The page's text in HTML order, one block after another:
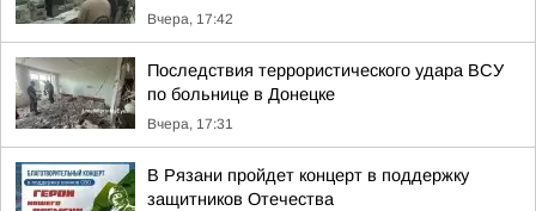
Вчера, 17:42
Последствия террористического удара ВСУ
по больнице в Донецке
Вчера, 17:31
В Рязани пройдет концерт в поддержку
защитников Отечества